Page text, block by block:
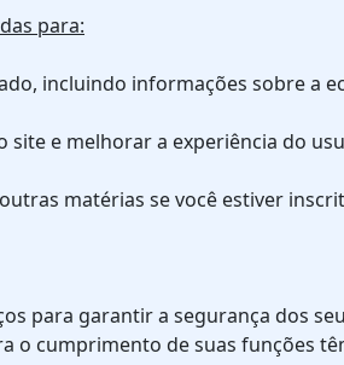
para:
incluindo informações sobre a
site e melhorar a experiência do
matérias se você estiver
para garantir a segurança dos
o cumprimento de suas funções